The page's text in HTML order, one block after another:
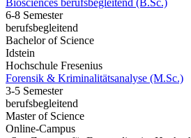
Biosciences berufsbegleitend (B.Sc.)
6-8 Semester
berufsbegleitend
Bachelor of Science
Idstein
Hochschule Fresenius
Forensik & Kriminalitätsanalyse (M.Sc.)
3-5 Semester
berufsbegleitend
Master of Science
Online-Campus